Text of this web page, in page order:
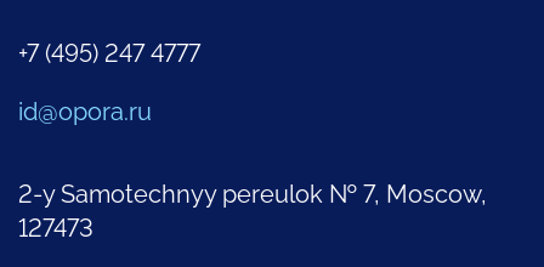
+7 (495) 247 4777
id@opora.ru
2-y Samotechnyy pereulok № 7, Moscow,
127473